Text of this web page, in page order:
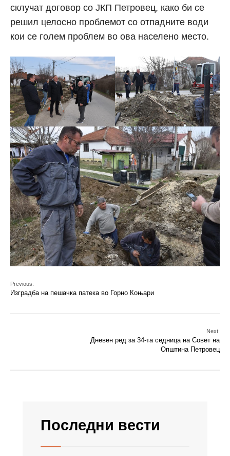
склучат договор со ЈКП Петровец, како би се
решил целосно проблемот со отпадните води
кои се голем проблем во ова населено место.
Previous:
Изградба на пешачка патека во Горно Коњари
Next:
Дневен ред за 34-та седница на Совет на
Општина Петровец
Последни вести